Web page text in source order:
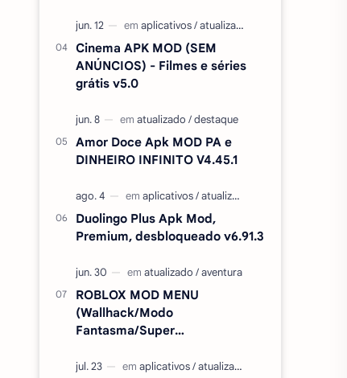
Cinema APK MOD (SEM
ANÚNCIOS) - Filmes e séries
grátis v5.0
Amor Doce Apk MOD PA e
DINHEIRO INFINITO V4.45.1
Duolingo Plus Apk Mod,
Premium, desbloqueado v6.91.3
ROBLOX MOD MENU
(Wallhack/Modo
Fantasma/Super